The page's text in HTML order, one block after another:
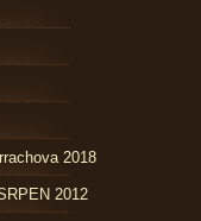
2018
2012